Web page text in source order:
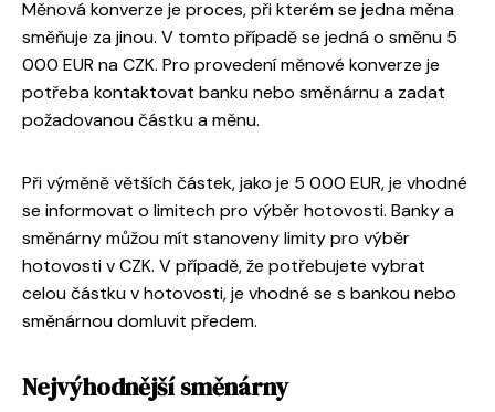
Měnová konverze je proces, při kterém se jedna měna
směňuje za jinou. V tomto případě se jedná o směnu 5
000 EUR na CZK. Pro provedení měnové konverze je
potřeba kontaktovat banku nebo směnárnu a zadat
požadovanou částku a měnu.
Při výměně větších částek, jako je 5 000 EUR, je vhodné
se informovat o limitech pro výběr hotovosti. Banky a
směnárny můžou mít stanoveny limity pro výběr
hotovosti v CZK. V případě, že potřebujete vybrat
celou částku v hotovosti, je vhodné se s bankou nebo
směnárnou domluvit předem.
Nejvýhodnější směnárny